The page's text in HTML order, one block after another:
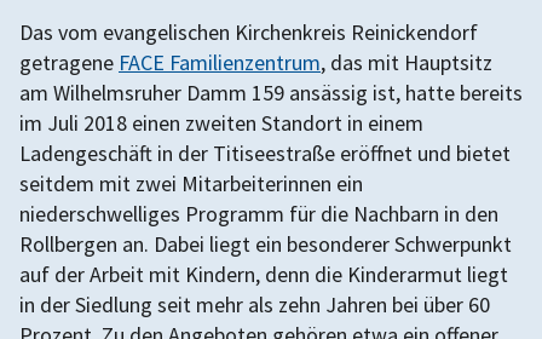
Das vom evangelischen Kirchenkreis Reinickendorf
getragene FACE Familienzentrum, das mit Hauptsitz
am Wilhelmsruher Damm 159 ansässig ist, hatte bereits
im Juli 2018 einen zweiten Standort in einem
Ladengeschäft in der Titiseestraße eröffnet und bietet
seitdem mit zwei Mitarbeiterinnen ein
niederschwelliges Programm für die Nachbarn in den
Rollbergen an. Dabei liegt ein besonderer Schwerpunkt
auf der Arbeit mit Kindern, denn die Kinderarmut liegt
in der Siedlung seit mehr als zehn Jahren bei über 60